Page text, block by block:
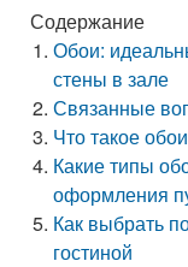
Содержание
Обои:
стены в зале
Связанные
Что такое обои
Какие типы
оформления
Как выбрать
гостиной